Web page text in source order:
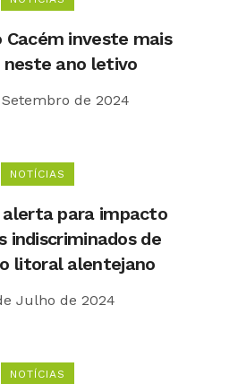
Cacém investe mais
neste ano letivo
Setembro de 2024
NOTÍCIAS
alerta para impacto
indiscriminados de
litoral alentejano
Julho de 2024
NOTÍCIAS